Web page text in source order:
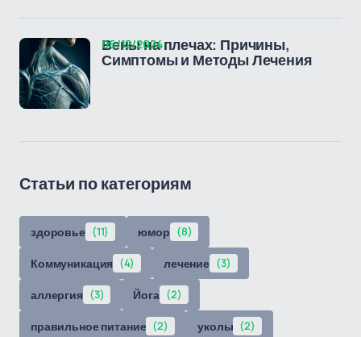
Вены на плечах: Причины,
Симптомы и Методы Лечения
06/12/2024
Статьи по категориям
здоровье (11) юмор (8)
Коммуникация (4) лечение (3)
аллергия (3) Йога (2)
правильное питание (2) уколы (2)